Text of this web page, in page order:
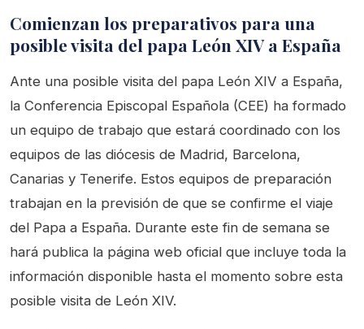
Comienzan los preparativos para una
posible visita del papa León XIV a España
Ante una posible visita del papa León XIV a España,
la Conferencia Episcopal Española (CEE) ha formado
un equipo de trabajo que estará coordinado con los
equipos de las diócesis de Madrid, Barcelona,
Canarias y Tenerife. Estos equipos de preparación
trabajan en la previsión de que se confirme el viaje
del Papa a España. Durante este fin de semana se
hará publica la página web oficial que incluye toda la
información disponible hasta el momento sobre esta
posible visita de León XIV.